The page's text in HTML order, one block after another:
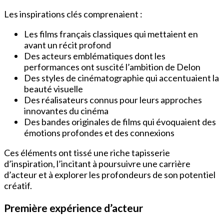
Les inspirations clés comprenaient :
Les films français classiques qui mettaient en
avant un récit profond
Des acteurs emblématiques dont les
performances ont suscité l’ambition de Delon
Des styles de cinématographie qui accentuaient la
beauté visuelle
Des réalisateurs connus pour leurs approches
innovantes du cinéma
Des bandes originales de films qui évoquaient des
émotions profondes et des connexions
Ces éléments ont tissé une riche tapisserie
d’inspiration, l’incitant à poursuivre une carrière
d’acteur et à explorer les profondeurs de son potentiel
créatif.
Première expérience d’acteur